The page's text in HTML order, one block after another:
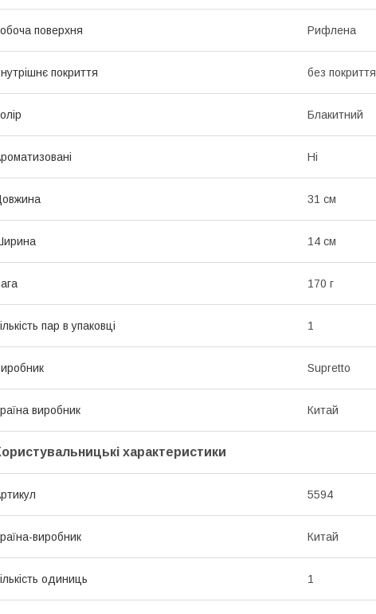
поверхня Рифлена
покриття без покриття
Блакитний
Ні
31 см
14 см
170 г
пар в упаковці 1
Supretto
виробник Китай
характеристики
5594
виробник Китай
одиниць 1